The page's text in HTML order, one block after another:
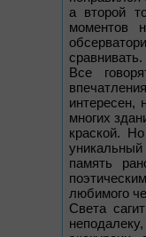
а второй
моментов
сравнивать.
Все
интересен,
многих
краской.
память
любимого
Света